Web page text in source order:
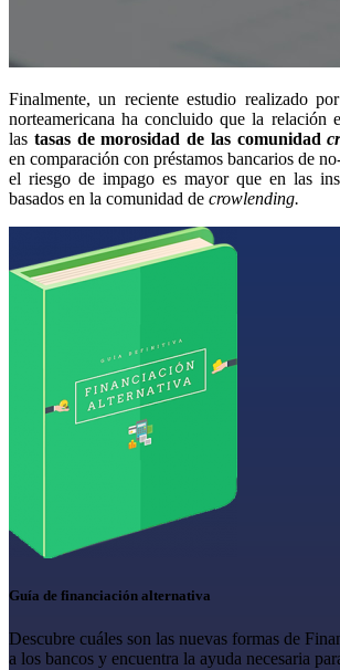
Finalmente, un reciente estudio realizado
norteamericana ha concluido que la relación
las tasas de morosidad de las comunidad
en comparación con préstamos bancarios de
el riesgo de impago es mayor que en las
basados en la comunidad de crowlending.
Guía de financiación alternativa
Descubre cuáles son las nuevas formas de
a los bancos y encuentra la ayuda necesaria